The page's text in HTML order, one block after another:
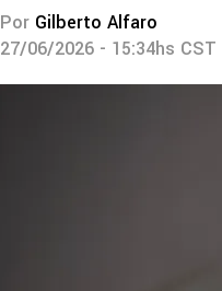
Por Gilberto Alfaro
27/06/2026 - 15:34hs CST